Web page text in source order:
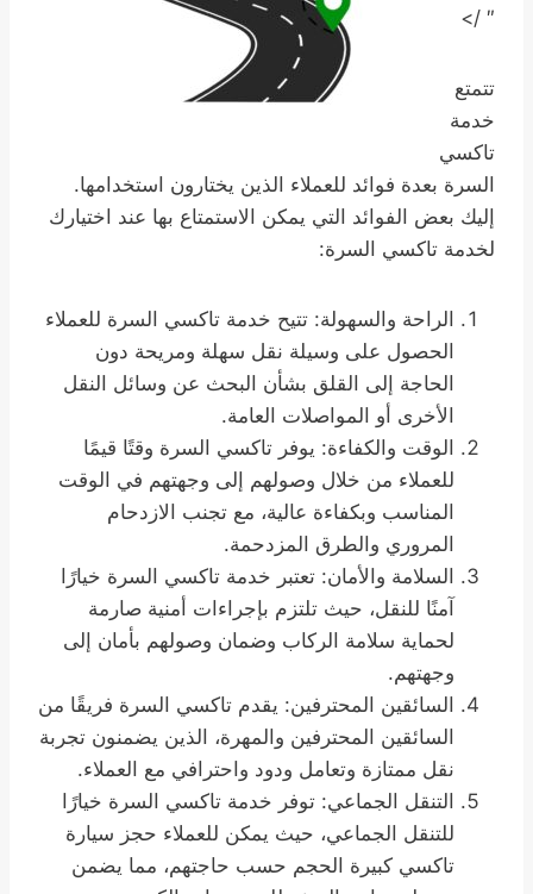
″ />
تتمتع
خدمة
تاكسي
السرة بعدة فوائد للعملاء الذين يختارون استخدامها.
إليك بعض الفوائد التي يمكن الاستمتاع بها عند اختيارك
لخدمة تاكسي السرة:
الراحة والسهولة: تتيح خدمة تاكسي السرة للعملاء
الحصول على وسيلة نقل سهلة ومريحة دون
الحاجة إلى القلق بشأن البحث عن وسائل النقل
الأخرى أو المواصلات العامة.
الوقت والكفاءة: يوفر تاكسي السرة وقتًا قيمًا
للعملاء من خلال وصولهم إلى وجهتهم في الوقت
المناسب وبكفاءة عالية، مع تجنب الازدحام
المروري والطرق المزدحمة.
السلامة والأمان: تعتبر خدمة تاكسي السرة خيارًا
آمنًا للنقل، حيث تلتزم بإجراءات أمنية صارمة
لحماية سلامة الركاب وضمان وصولهم بأمان إلى
وجهتهم.
السائقين المحترفين: يقدم تاكسي السرة فريقًا من
السائقين المحترفين والمهرة، الذين يضمنون تجربة
نقل ممتازة وتعامل ودود واحترافي مع العملاء.
التنقل الجماعي: توفر خدمة تاكسي السرة خيارًا
للتنقل الجماعي، حيث يمكن للعملاء حجز سيارة
تاكسي كبيرة الحجم حسب حاجتهم، مما يضمن